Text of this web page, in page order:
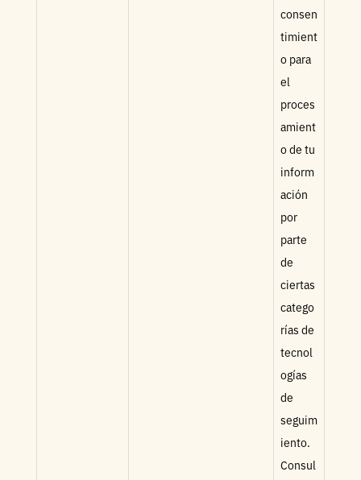
consen
timient
o para
el
proces
amient
o de tu
inform
ación
por
parte
de
ciertas
catego
rías de
tecnol
ogías
de
seguim
iento.
Consul